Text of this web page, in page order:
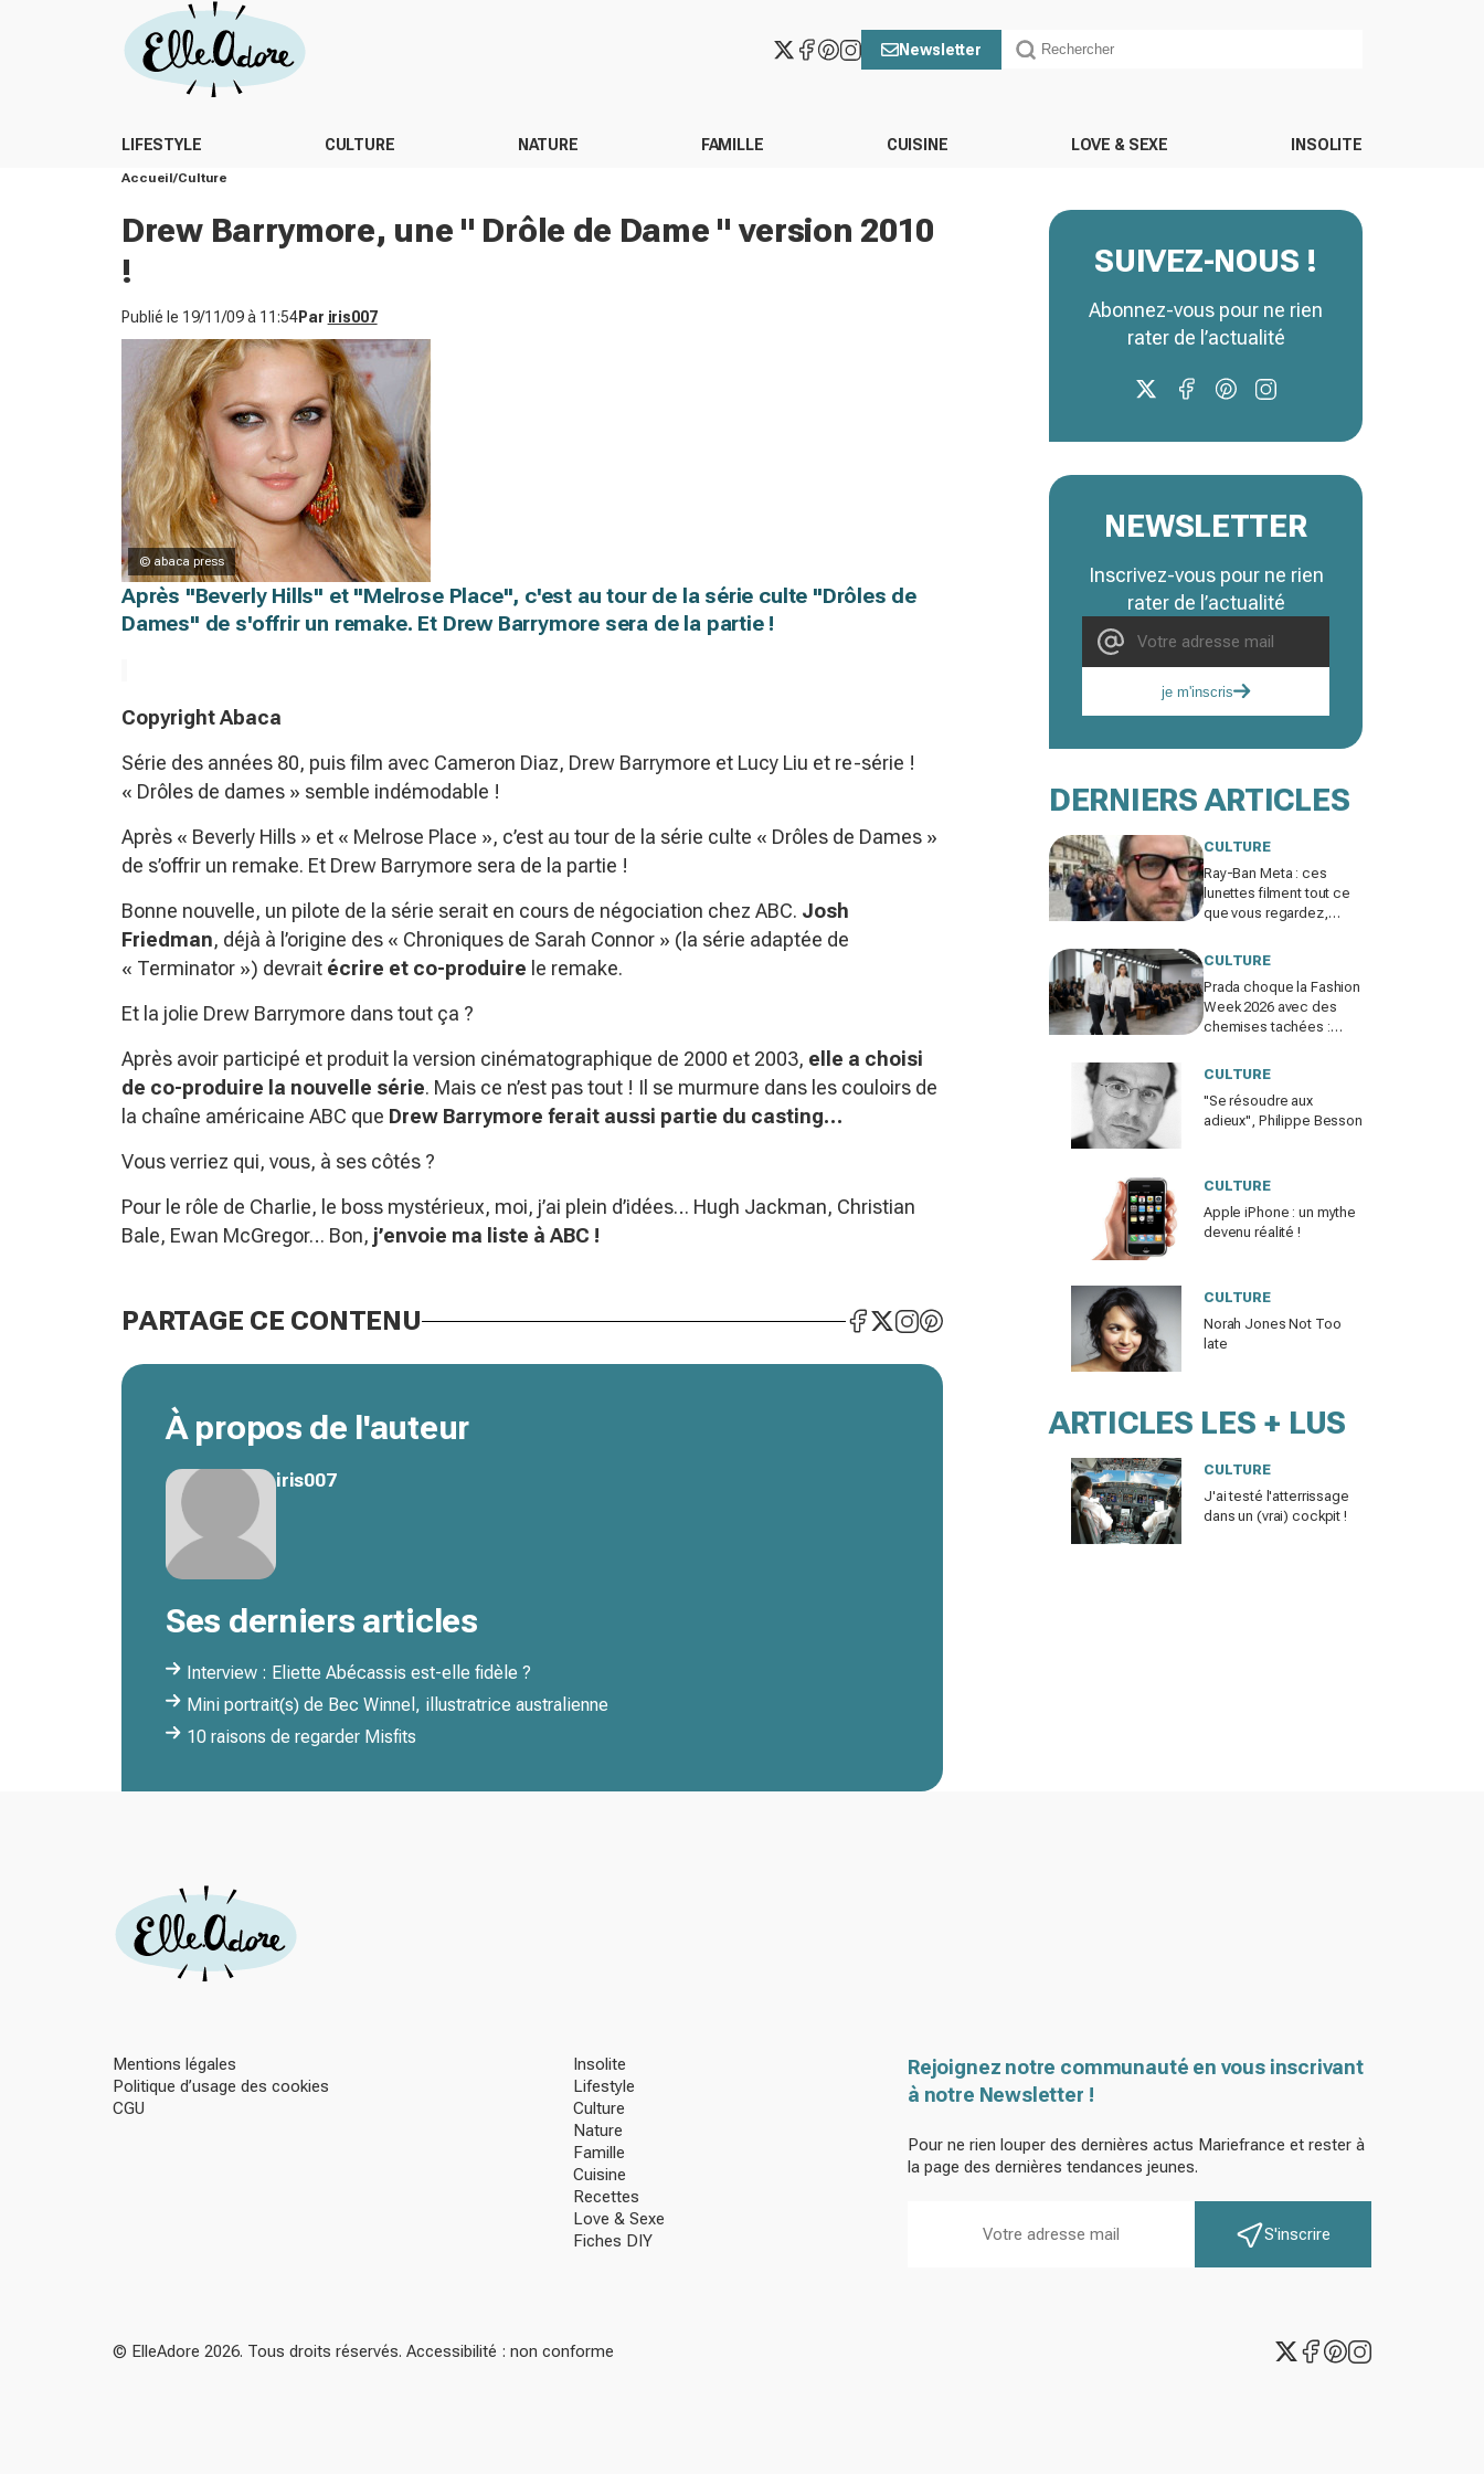
Newsletter
LIFESTYLE CULTURE NATURE FAMILLE CUISINE LOVE & SEXE INSOLITE
Accueil Culture
Drew Barrymore, une " Drôle de Dame " version 2010
!
Publié le 19/11/09 à 11:54Par iris007
© abaca press
Après "Beverly Hills" et "Melrose Place", c'est au tour de la série culte "Drôles de
Dames" de s'offrir un remake. Et Drew Barrymore sera de la partie !
Copyright Abaca
Série des années 80, puis film avec Cameron Diaz, Drew Barrymore et Lucy Liu et re-série !
« Drôles de dames » semble indémodable !
Après « Beverly Hills » et « Melrose Place », c’est au tour de la série culte « Drôles de Dames »
de s’offrir un remake. Et Drew Barrymore sera de la partie !
Bonne nouvelle, un pilote de la série serait en cours de négociation chez ABC. Josh
Friedman, déjà à l’origine des « Chroniques de Sarah Connor » (la série adaptée de
« Terminator ») devrait écrire et co-produire le remake.
Et la jolie Drew Barrymore dans tout ça ?
Après avoir participé et produit la version cinématographique de 2000 et 2003, elle a choisi
de co-produire la nouvelle série. Mais ce n’est pas tout ! Il se murmure dans les couloirs de
la chaîne américaine ABC que Drew Barrymore ferait aussi partie du casting…
Vous verriez qui, vous, à ses côtés ?
Pour le rôle de Charlie, le boss mystérieux, moi, j’ai plein d’idées… Hugh Jackman, Christian
Bale, Ewan McGregor… Bon, j’envoie ma liste à ABC !
PARTAGE CE CONTENU
À propos de l'auteur
iris007
Ses derniers articles
Interview : Eliette Abécassis est-elle fidèle ?
Mini portrait(s) de Bec Winnel, illustratrice australienne
10 raisons de regarder Misfits
SUIVEZ-NOUS !
Abonnez-vous pour ne rien
rater de l’actualité
NEWSLETTER
Inscrivez-vous pour ne rien
rater de l’actualité
je m'inscris
DERNIERS ARTICLES
CULTURE
Ray-Ban Meta : ces
lunettes filment tout ce
que vous regardez,
atteinte à la vie privée ?
CULTURE
Prada choque la Fashion
Week 2026 avec des
chemises tachées :
manifeste assumé ?
CULTURE
"Se résoudre aux
adieux", Philippe Besson
CULTURE
Apple iPhone : un mythe
devenu réalité !
CULTURE
Norah Jones Not Too
late
ARTICLES LES + LUS
CULTURE
J'ai testé l'atterrissage
dans un (vrai) cockpit !
Mentions légales
Politique d’usage des cookies
CGU
Insolite
Lifestyle
Culture
Nature
Famille
Cuisine
Recettes
Love & Sexe
Fiches DIY
Rejoignez notre communauté en vous inscrivant
à notre Newsletter !
Pour ne rien louper des dernières actus Mariefrance et rester à
la page des dernières tendances jeunes.
S'inscrire
© ElleAdore 2026. Tous droits réservés. Accessibilité : non conforme